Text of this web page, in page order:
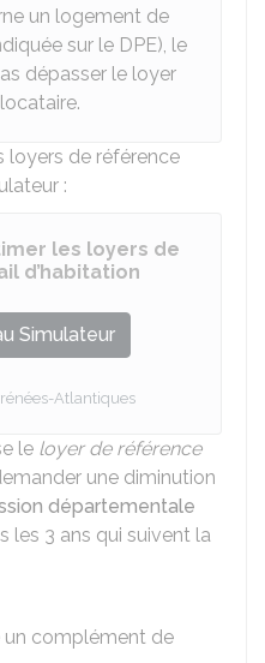
un logement de
sur le DPE), le
dépasser le loyer
loyers de référence
:
les loyers de
d’habitation
Simulateur
Atlantiques
le loyer de référence
une diminution
départementale
les 3 ans qui suivent la
un complément de